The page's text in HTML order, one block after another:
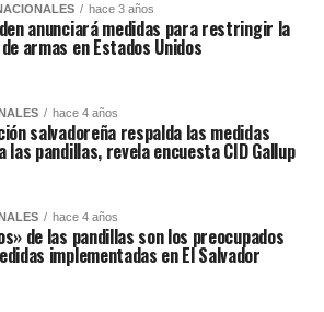
hace 3 años
anunciará medidas para restringir la
armas en Estados Unidos
hace 4 años
salvadoreña respalda las medidas
las pandillas, revela encuesta CID Gallup
hace 4 años
de las pandillas son los preocupados
implementadas en El Salvador